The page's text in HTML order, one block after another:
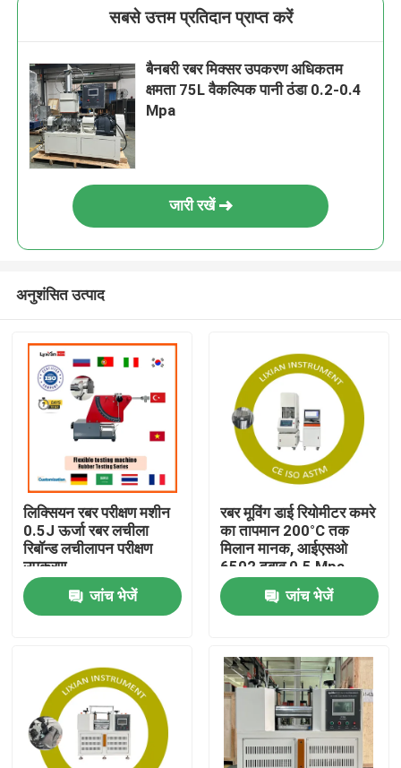
घर
वी.आर. शो
सबसे उत्तम प्रतिदान प्राप्त करें
बैनबरी रबर मिक्सर उपकरण अधिकतम
क्षमता 75L वैकल्पिक पानी ठंडा 0.2-0.4
Mpa
जारी रखें
अनुशंसित उत्पाद
लिक्सियन रबर परीक्षण मशीन
0.5J ऊर्जा रबर लचीला
रिबॉन्ड लचीलापन परीक्षण
उपकरण
जांच भेजें
रबर मूविंग डाई रियोमीटर कमरे
का तापमान 200°C तक
मिलान मानक, आईएसओ
6502 दबाव 0.5 Mpa-
0.65 Mpa
जांच भेजें